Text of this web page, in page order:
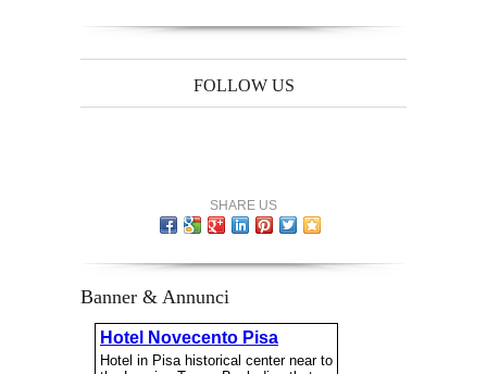
FOLLOW US
SHARE US
Banner & Annunci